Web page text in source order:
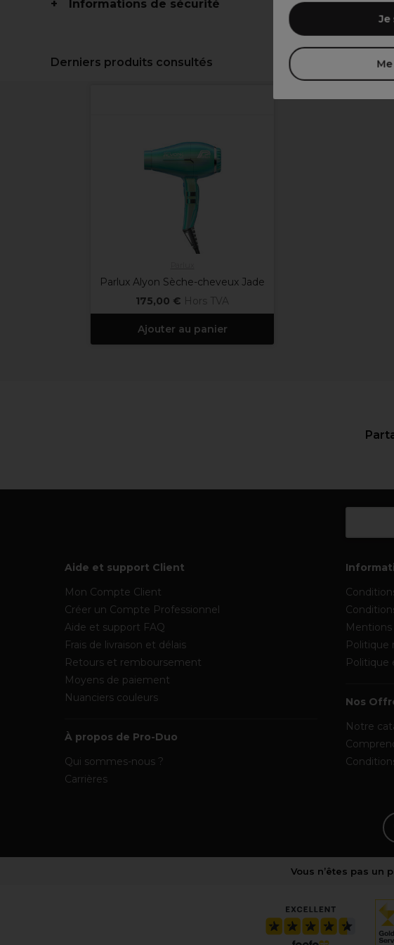
Je
Informations de sécurité
Derniers produits consultés
Parlux Alyon Sèche-cheveux Jade
175,00 € Hors TVA
Ajouter au panier
Aide et support Client
Mon Compte Client
Créer un Compte Professionnel
Aide et support FAQ
Frais de livraison et délais
Retours et remboursement
Moyens de paiement
Nuanciers couleurs
À propos de Pro-Duo
Qui sommes-nous ?
Carrières
Politique
Politique
Nos
Notre
Vous n’êtes pas un